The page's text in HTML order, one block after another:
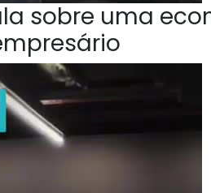
sobre uma